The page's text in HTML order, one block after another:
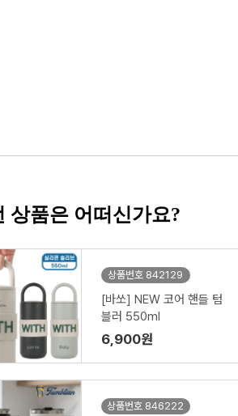
상품은 어떠신가요?
상품번호 842129
[바쏘] NEW 코어 핸들 텀
블러 550ml
6,900원
상품번호 846222